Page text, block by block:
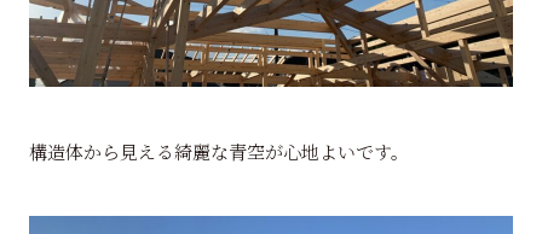
構造体から見える綺麗な青空が心地よいです。